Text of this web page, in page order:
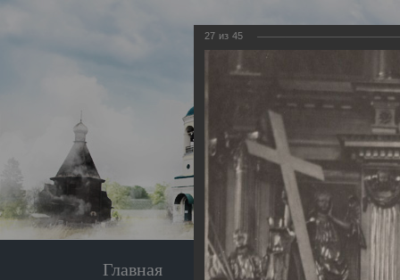
Главная Экскурсия
27 из 45